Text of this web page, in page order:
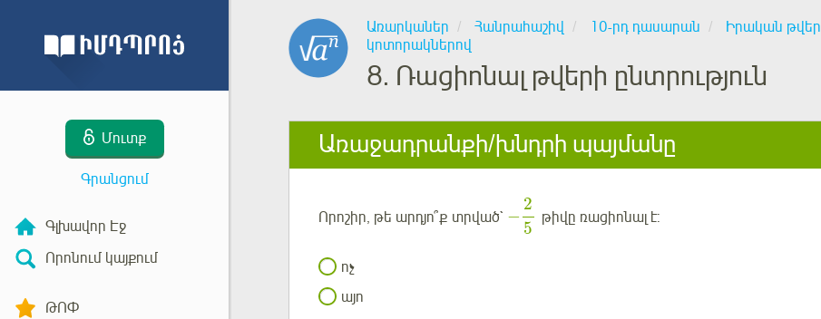
Մուտք
Գրանցում
Գլխավոր Էջ
Որոնում կայքում
ԹՈՓ
Առարկաներ Հանրահաշիվ 10-րդ դասարան Իրական թվեր
կոտորակներով
8. Ռացիոնալ թվերի ընտրություն
Առաջադրանքի/խնդրի պայմանը
Որոշիր, թե արդյո՞ք տրված` −
2
5
թիվը ռացիոնալ է:
ոչ
այո